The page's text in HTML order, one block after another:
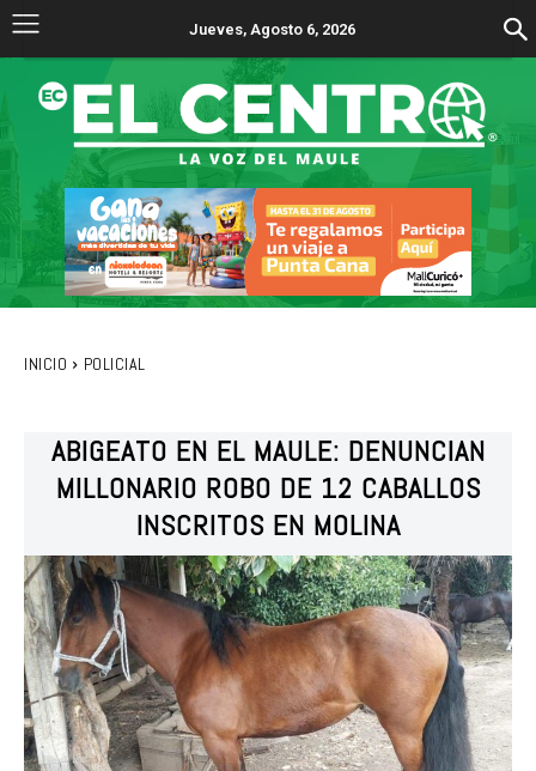
Jueves, Agosto 6, 2026
INICIO POLICIAL
ABIGEATO EN EL MAULE: DENUNCIAN
MILLONARIO ROBO DE 12 CABALLOS
INSCRITOS EN MOLINA